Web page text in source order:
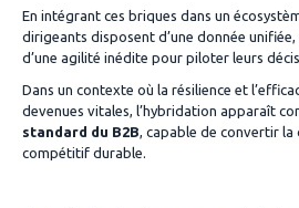
En intégrant ces briques dans un
dirigeants disposent d’une donnée
d’une agilité inédite pour piloter leurs
Dans un contexte où la résilience et
devenues vitales, l’hybridation apparaît
standard du B2B, capable de convertir
compétitif durable.